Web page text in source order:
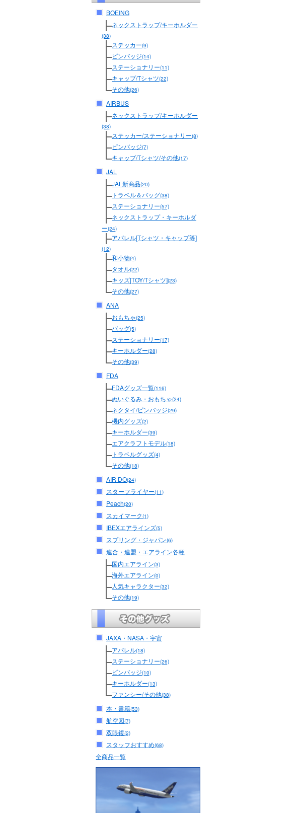
BOEING
ネックストラップ/キーホルダー
(38)
ステッカー(9)
ピンバッジ(14)
ステーショナリー(11)
キャップ/Tシャツ(22)
その他(26)
AIRBUS
ネックストラップ/キーホルダー
(38)
ステッカー/ステーショナリー(8)
ピンバッジ(7)
キャップ/Tシャツ/その他(17)
JAL
JAL新商品(20)
トラベル＆バッグ(38)
ステーショナリー(57)
ネックストラップ・キーホルダ
ー(24)
アパレル[Tシャツ・キャップ等]
(12)
和小物(4)
タオル(22)
キッズ[TOY/Tシャツ](23)
その他(27)
ANA
おもちゃ(25)
バッグ(5)
ステーショナリー(17)
キーホルダー(28)
その他(39)
FDA
FDAグッズ一覧(116)
ぬいぐるみ・おもちゃ(24)
ネクタイ/ピンバッジ(29)
機内グッズ(2)
キーホルダー(39)
エアクラフトモデル(18)
トラベルグッズ(4)
その他(18)
AIR DO(24)
スターフライヤー(11)
Peach(20)
スカイマーク(1)
IBEXエアラインズ(5)
スプリング・ジャパン(6)
連合・連盟・エアライン各種
国内エアライン(3)
海外エアライン(0)
人気キャラクター(32)
その他(19)
JAXA・NASA・宇宙
アパレル(18)
ステーショナリー(26)
ピンバッジ(10)
キーホルダー(13)
ファンシー/その他(38)
本・書籍(53)
航空図(7)
双眼鏡(2)
スタッフおすすめ(68)
全商品一覧